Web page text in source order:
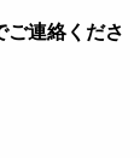
ご連絡くださ